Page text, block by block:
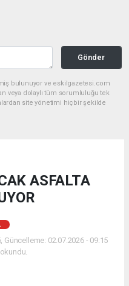
Gönder
bulunuyor ve eskilgazetesi.com
veya dolaylı tüm sorumluluğu tek
site yönetimi hiçbir şekilde
ASFALTA
Güncelleme: 02.07.2026 - 09:15